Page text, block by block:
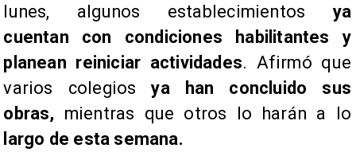
lunes, algunos establecimientos ya
cuentan con condiciones habilitantes y
planean reiniciar actividades. Afirmó que
varios colegios ya han concluido sus
obras, mientras que otros lo harán a lo
largo de esta semana.